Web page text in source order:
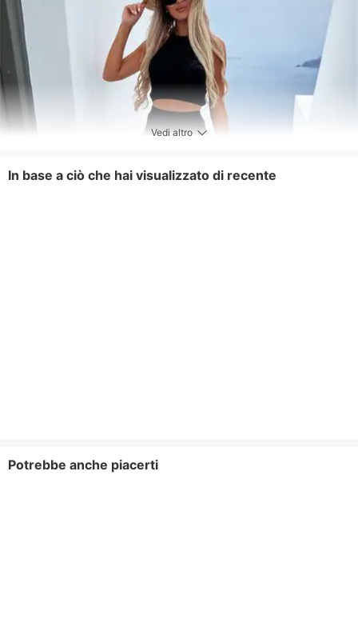
Vedi altro
In base a ciò che hai visualizzato di recente
Potrebbe anche piacerti